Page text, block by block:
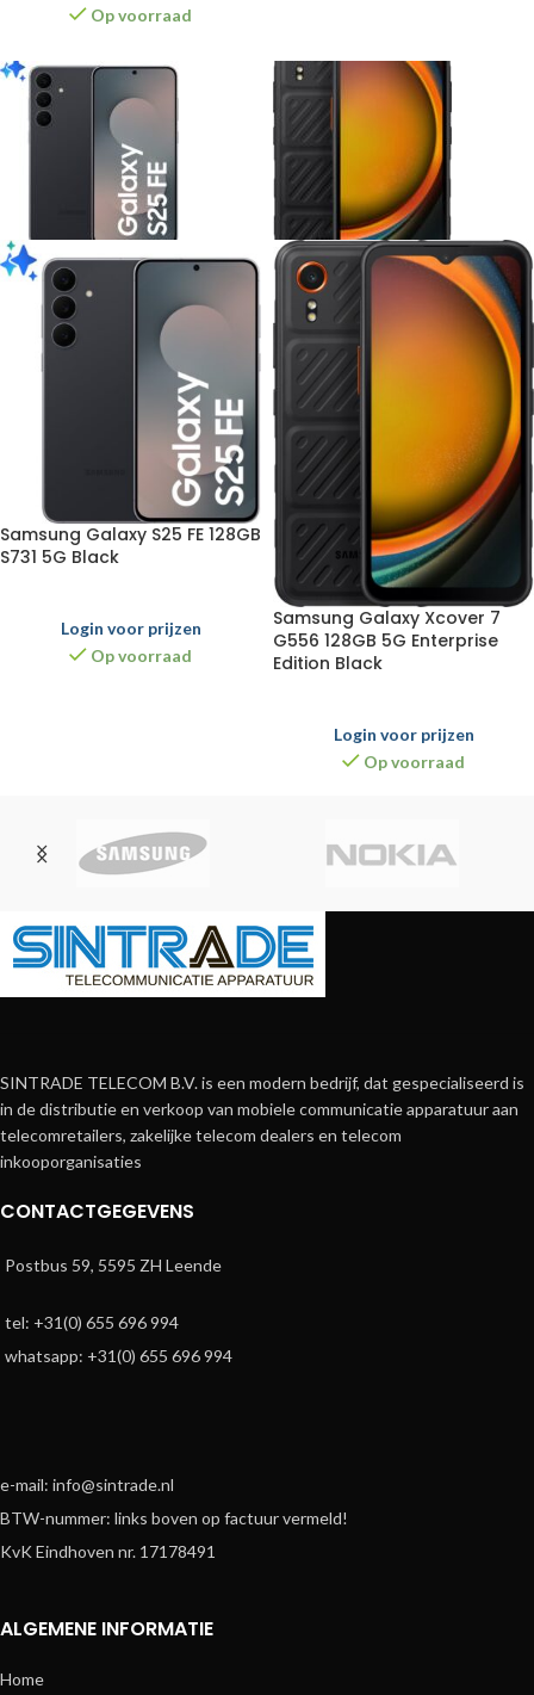
Op voorraad
Samsung Galaxy S25 FE 128GB
S731 5G Black
Login voor prijzen
Op voorraad
Samsung Galaxy Xcover 7
G556 128GB 5G Enterprise
Edition Black
Login voor prijzen
Op voorraad
SINTRADE TELECOM B.V. is een modern bedrijf, dat gespecialiseerd is
in de distributie en verkoop van mobiele communicatie apparatuur aan
telecomretailers, zakelijke telecom dealers en telecom
inkooporganisaties
CONTACTGEGEVENS
Postbus 59, 5595 ZH Leende
tel: +31(0) 655 696 994
whatsapp: +31(0) 655 696 994
e-mail: info@sintrade.nl
BTW-nummer: links boven op factuur vermeld!
KvK Eindhoven nr. 17178491
ALGEMENE INFORMATIE
Home